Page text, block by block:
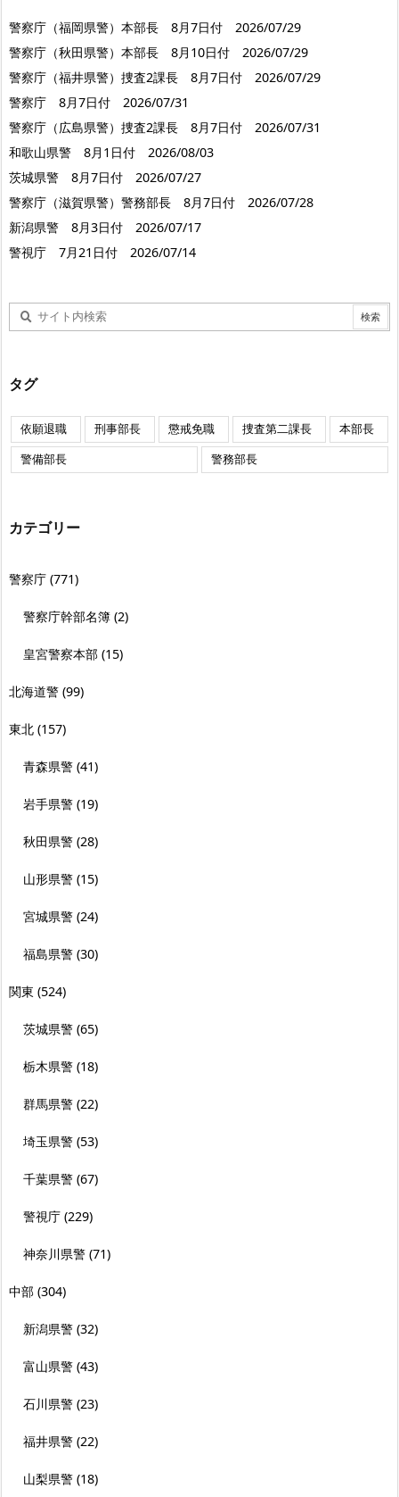
警察庁（福岡県警）本部長 8月7日付 2026/07/29
警察庁（秋田県警）本部長 8月10日付 2026/07/29
警察庁（福井県警）捜査2課長 8月7日付 2026/07/29
警察庁 8月7日付 2026/07/31
警察庁（広島県警）捜査2課長 8月7日付 2026/07/31
和歌山県警 8月1日付 2026/08/03
茨城県警 8月7日付 2026/07/27
警察庁（滋賀県警）警務部長 8月7日付 2026/07/28
新潟県警 8月3日付 2026/07/17
警視庁 7月21日付 2026/07/14
タグ
依願退職 刑事部長 懲戒免職 捜査第二課長
本部長
警備部長
警務部長
カテゴリー
警察庁 (771)
警察庁幹部名簿 (2)
皇宮警察本部 (15)
北海道警 (99)
東北 (157)
青森県警 (41)
岩手県警 (19)
秋田県警 (28)
山形県警 (15)
宮城県警 (24)
福島県警 (30)
関東 (524)
茨城県警 (65)
栃木県警 (18)
群馬県警 (22)
埼玉県警 (53)
千葉県警 (67)
警視庁 (229)
神奈川県警 (71)
中部 (304)
新潟県警 (32)
富山県警 (43)
石川県警 (23)
福井県警 (22)
山梨県警 (18)